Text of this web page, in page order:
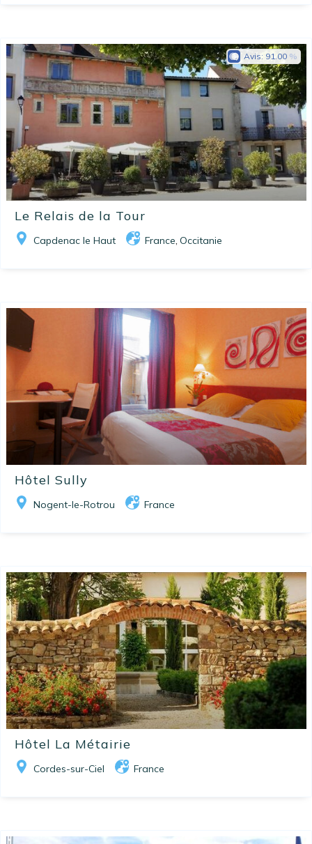
Le Relais de la Tour
Capdenac le Haut France, Occitanie
Avis: 91.00
Hôtel Sully
Nogent-le-Rotrou France
Hôtel La Métairie
Cordes-sur-Ciel France